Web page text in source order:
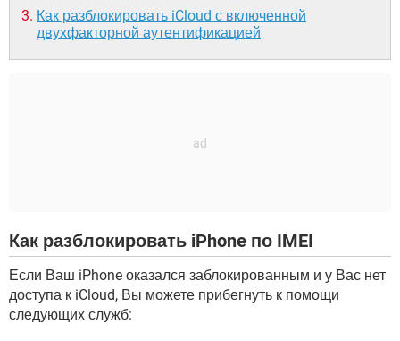
Как разблокировать iCloud с включенной
двухфакторной аутентификацией
Как разблокировать iPhone по IMEI
Если Ваш iPhone оказался заблокированным и у Вас нет
доступа к iCloud, Вы можете прибегнуть к помощи
следующих служб: